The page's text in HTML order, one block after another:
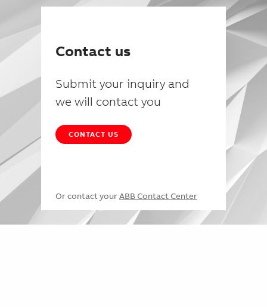
Contact us
Submit your inquiry and
we will contact you
CONTACT US
Or contact your ABB Contact Center